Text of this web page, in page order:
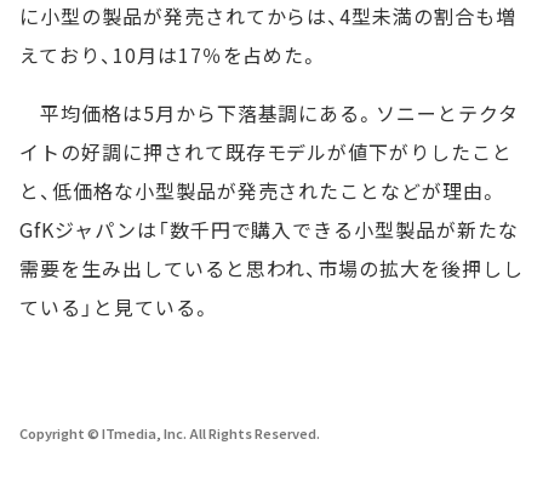
に小型の製品が発売されてからは、4型未満の割合も増
えており、10月は17％を占めた。
平均価格は5月から下落基調にある。ソニーとテクタ
イトの好調に押されて既存モデルが値下がりしたこと
と、低価格な小型製品が発売されたことなどが理由。
GfKジャパンは「数千円で購入できる小型製品が新たな
需要を生み出していると思われ、市場の拡大を後押しし
ている」と見ている。
Copyright © ITmedia, Inc. All Rights Reserved.